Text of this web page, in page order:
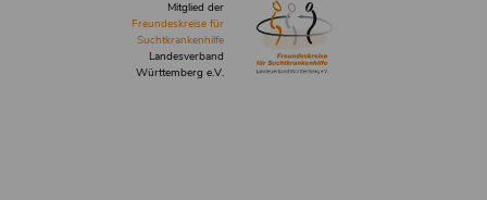
Mitglied der
Freundeskreise für
Suchtkrankenhilfe
Landesverband
Württemberg e.V.